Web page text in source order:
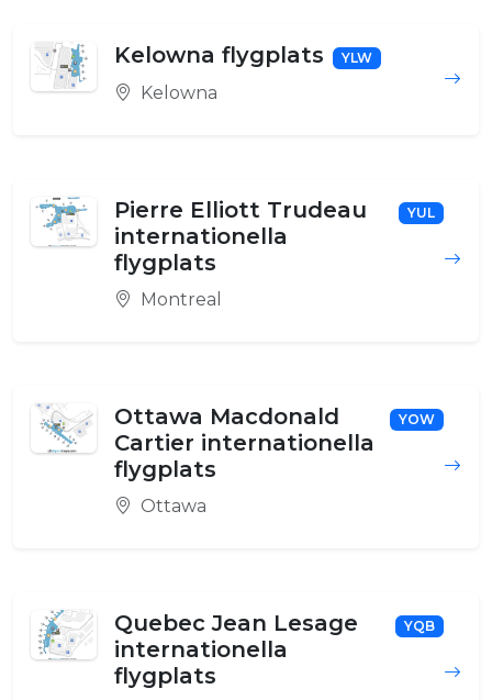
Kelowna flygplats YLW
Kelowna
Pierre Elliott Trudeau
internationella
flygplats
YUL
Montreal
Ottawa Macdonald
Cartier internationella
flygplats
YOW
Ottawa
Quebec Jean Lesage
internationella
flygplats
YQB